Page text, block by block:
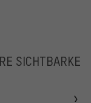
SICHTBARKE